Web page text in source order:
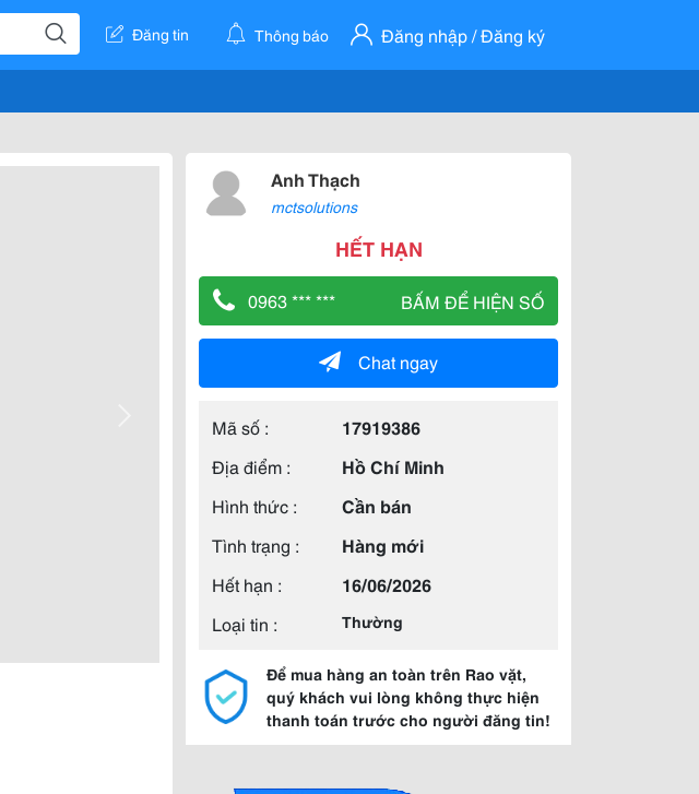
Đăng tin Thông báo Đăng nhập / Đăng ký
Anh Thạch
mctsolutions
HẾT HẠN
0963 *** *** BẤM ĐỂ HIỆN SỐ
Chat ngay
Mã số :
17919386
Địa điểm :
Hồ Chí Minh
Hình thức :
Cần bán
Tình trạng :
Hàng mới
Hết hạn :
16/06/2026
Loại tin :
Thường
Để mua hàng an toàn trên Rao vặt,
quý khách vui lòng không thực hiện
thanh toán trước cho người đăng tin!